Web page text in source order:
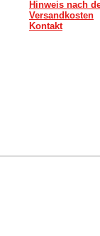
Hinweis nach
Versandkosten
Kontakt